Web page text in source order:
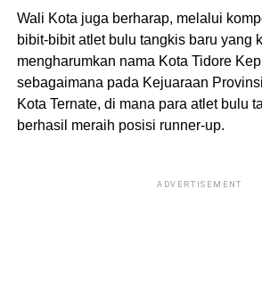
Wali Kota juga berharap, melalui
bibit-bibit atlet bulu tangkis baru yang
mengharumkan nama Kota Tidore
sebagaimana pada Kejuaraan
Kota Ternate, di mana para atlet bulu
berhasil meraih posisi runner-up.
ADVERTISEMENT